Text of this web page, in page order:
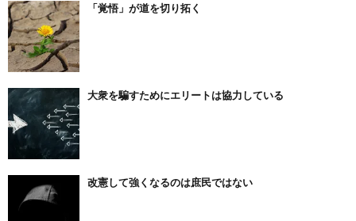
「覚悟」が道を切り拓く
大衆を騙すためにエリートは協力している
改憲して強くなるのは庶民ではない